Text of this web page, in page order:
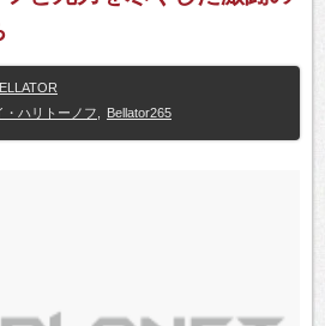
・ハリトーノフ Bellator265